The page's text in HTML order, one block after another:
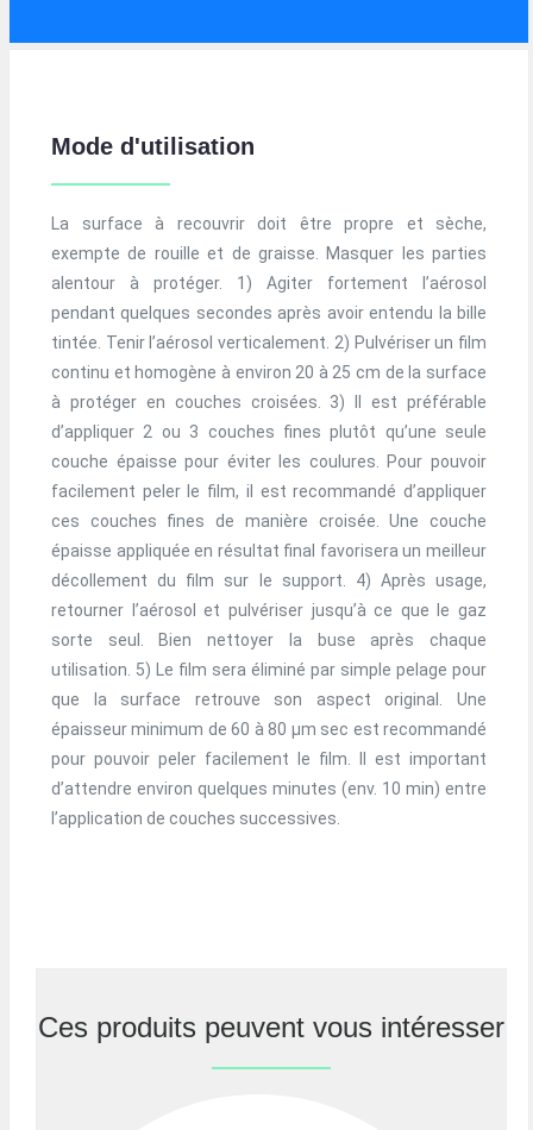
Mode d'utilisation
La surface à recouvrir doit être propre et sèche,
exempte de rouille et de graisse. Masquer les parties
alentour à protéger. 1) Agiter fortement l’aérosol
pendant quelques secondes après avoir entendu la bille
tintée. Tenir l’aérosol verticalement. 2) Pulvériser un film
continu et homogène à environ 20 à 25 cm de la surface
à protéger en couches croisées. 3) Il est préférable
d’appliquer 2 ou 3 couches fines plutôt qu’une seule
couche épaisse pour éviter les coulures. Pour pouvoir
facilement peler le film, il est recommandé d’appliquer
ces couches fines de manière croisée. Une couche
épaisse appliquée en résultat final favorisera un meilleur
décollement du film sur le support. 4) Après usage,
retourner l’aérosol et pulvériser jusqu’à ce que le gaz
sorte seul. Bien nettoyer la buse après chaque
utilisation. 5) Le film sera éliminé par simple pelage pour
que la surface retrouve son aspect original. Une
épaisseur minimum de 60 à 80 µm sec est recommandé
pour pouvoir peler facilement le film. Il est important
d’attendre environ quelques minutes (env. 10 min) entre
l’application de couches successives.
Ces produits peuvent vous intéresser